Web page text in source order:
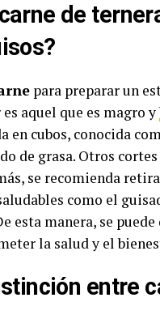
de
para preparar un
aquel que es magro y
en cubos, conocida
de grasa. Otros
se recomienda
como el
esta manera, se
la salud y el
entre